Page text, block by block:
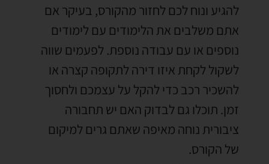
להגיע ונוח לכם לחזור מהקורס, בעיקר אם
אתם משלבים את הלימודים עם לימודים
נוספים או עם עבודה נוספת. לפעמים שווה
לשקול לקחת איזו דירה לתקופה קצרה או
להשכיר רכב כדי להקל על עצמכם ולחסוך
זמן. תוכלו גם לבדוק האם יש תחבורה
ציבורית נוחה מאיפה שאתם גרים למיקום
של הקורס.